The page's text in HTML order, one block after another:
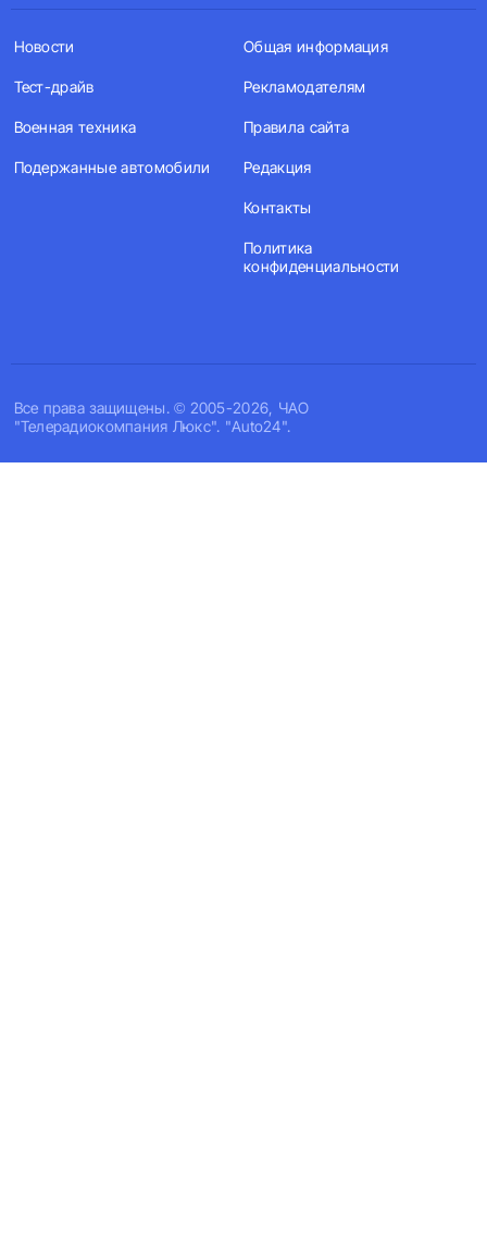
Все права защищены. © 2005-2026, ЧАО
"Телерадиокомпания Люкс". "Auto24".
Новости
Тест-драйв
Военная техника
Подержанные автомобили
Общая информация
Рекламодателям
Правила сайта
Редакция
Контакты
Политика
конфиденциальности